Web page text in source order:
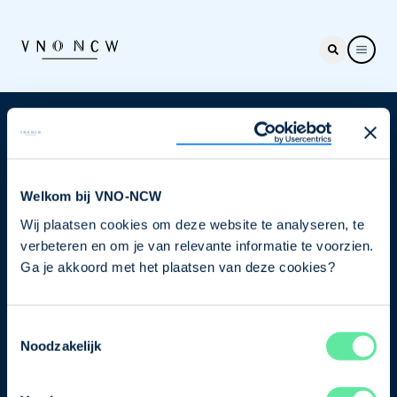
Welkom bij VNO-NCW
Wij plaatsen cookies om deze website te analyseren, te
verbeteren en om je van relevante informatie te voorzien.
Ga je akkoord met het plaatsen van deze cookies?
Noodzakelijk
Nieuwsbrief
je nu in voor de VNO-NCW nieuwsbrief.
Schrijf je in
Direct naar
Ons verhaal